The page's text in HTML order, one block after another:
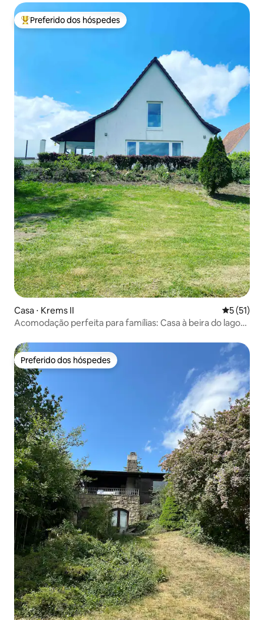
Entre os melhores preferidos dos hóspedes
Preferido dos hóspedes
Casa ⋅ Krems II 5 de uma
5 (51)
Acomodação perfeita para famílias: Casa à beira do lago
Preferido dos hóspedes
Preferido dos hóspedes